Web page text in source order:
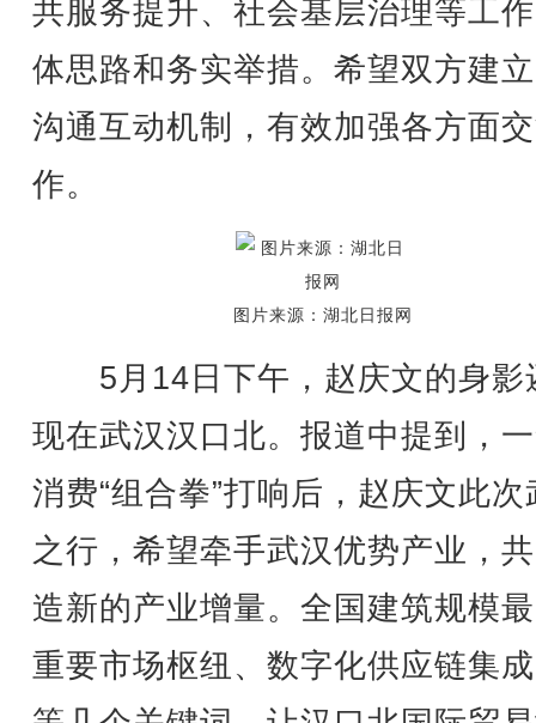
共服务提升、社会基层治理等工
体思路和务实举措。希望双方建
沟通互动机制，有效加强各方面
作。
图片来源：湖北日报网
5月14日下午，赵庆文的身影
现在武汉汉口北。报道中提到，
消费“组合拳”打响后，赵庆文此次
之行，希望牵手武汉优势产业，
造新的产业增量。全国建筑规模
重要市场枢纽、数字化供应链集